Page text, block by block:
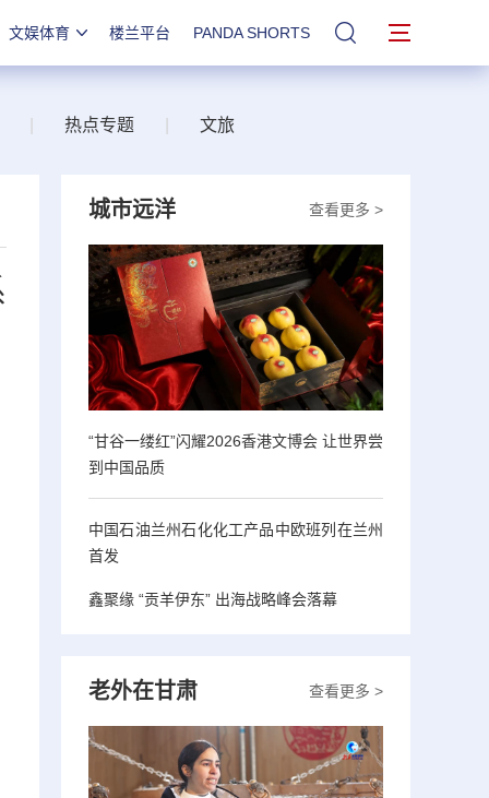
文娱体育 楼兰平台 PANDA SHORTS 站内搜索
热点专题 文旅
查看更多 >
城市远洋
“甘谷一缕红”闪耀2026香港文博会 让世界尝
到中国品质
中国石油兰州石化化工产品中欧班列在兰州
首发
鑫聚缘 “贡羊伊东” 出海战略峰会落幕
查看更多 >
老外在甘肃